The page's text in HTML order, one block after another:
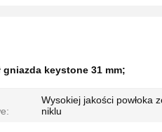
gniazda keystone 31 mm;
Wysokiej jakości powłoka
niklu